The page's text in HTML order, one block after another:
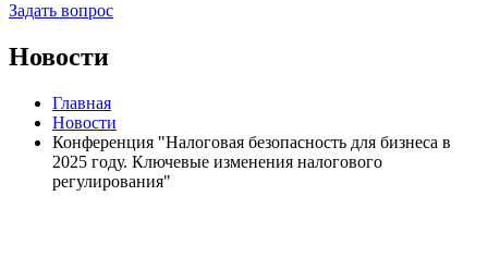
Задать вопрос
Новости
Главная
Новости
Конференция "Налоговая безопасность для бизнеса в
2025 году. Ключевые изменения налогового
регулирования"